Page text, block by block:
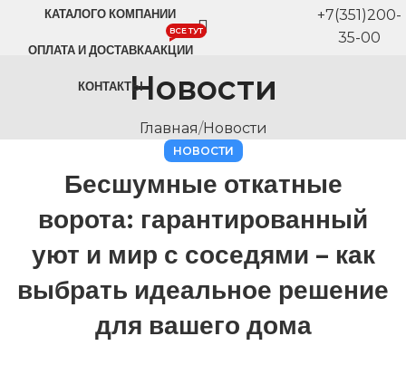
КАТАЛОГО КОМПАНИИ
ОПЛАТА И ДОСТАВКААКЦИИ
ВСЕ ТУТ
КОНТАКТЫ
+7(351)200-
35-00
Новости
Главная/Новости
НОВОСТИ
Бесшумные откатные
ворота: гарантированный
уют и мир с соседями – как
выбрать идеальное решение
для вашего дома